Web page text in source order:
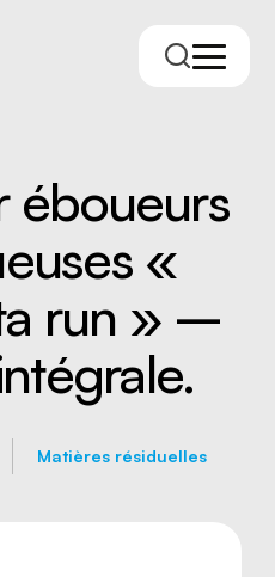
éboueurs
«
run » –
Matières résiduelles